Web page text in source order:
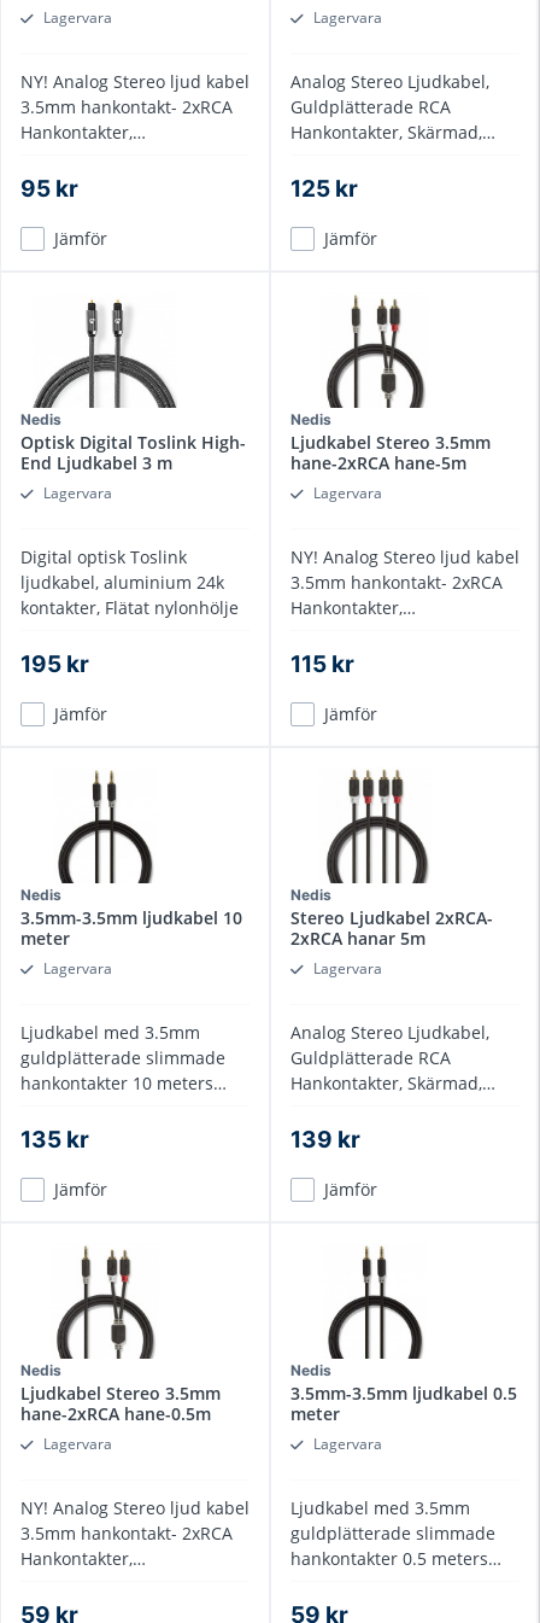
Lagervara
NY! Analog Stereo ljud kabel
3.5mm hankontakt- 2xRCA
Hankontakter,
95 kr
Jämför
Lagervara
Analog Stereo Ljudkabel,
Guldplätterade RCA
Hankontakter, Skärmad,
125 kr
Jämför
Nedis
Optisk Digital Toslink High-
End Ljudkabel 3 m
Lagervara
Digital optisk Toslink
ljudkabel, aluminium 24k
kontakter, Flätat nylonhölje
195 kr
Jämför
Nedis
Ljudkabel Stereo 3.5mm
hane-2xRCA hane-5m
Lagervara
NY! Analog Stereo ljud kabel
3.5mm hankontakt- 2xRCA
Hankontakter,
115 kr
Jämför
Nedis
3.5mm-3.5mm ljudkabel 10
meter
Lagervara
Ljudkabel med 3.5mm
guldplätterade slimmade
hankontakter 10 meters
135 kr
Jämför
Nedis
Stereo Ljudkabel 2xRCA-
2xRCA hanar 5m
Lagervara
Analog Stereo Ljudkabel,
Guldplätterade RCA
Hankontakter, Skärmad,
139 kr
Jämför
Nedis
Ljudkabel Stereo 3.5mm
hane-2xRCA hane-0.5m
Lagervara
NY! Analog Stereo ljud kabel
3.5mm hankontakt- 2xRCA
Hankontakter,
59 kr
Nedis
3.5mm-3.5mm ljudkabel 0.5
meter
Lagervara
Ljudkabel med 3.5mm
guldplätterade slimmade
hankontakter 0.5 meters
59 kr